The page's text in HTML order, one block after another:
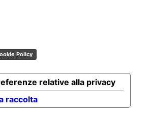
Policy
raccolta
relative alla privacy